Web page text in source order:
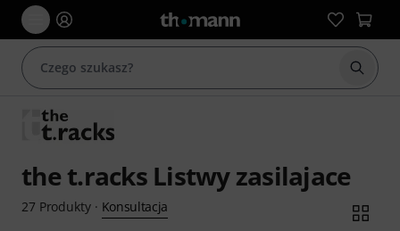
the t.racks Listwy zasilajace
27 Produkty· Konsultacja